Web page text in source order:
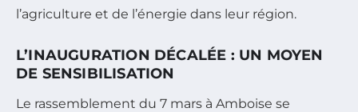
l’agriculture et de l’énergie dans leur région.
L’INAUGURATION DÉCALÉE : UN MOYEN
DE SENSIBILISATION
Le rassemblement du 7 mars à Amboise se